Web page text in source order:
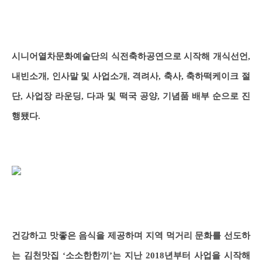
시니어열차문화예술단의 식전축하공연으로 시작해 개식선언,
내빈소개, 인사말 및 사업소개, 격려사, 축사, 축하떡케이크 절
단, 사업장 라운딩, 다과 및 떡국 공양, 기념품 배부 순으로 진
행됐다.
건강하고 맛좋은 음식을 제공하며 지역 먹거리 문화를 선도하
는 김천맛집 ‘소소한한끼’는 지난 2018년부터 사업을 시작해